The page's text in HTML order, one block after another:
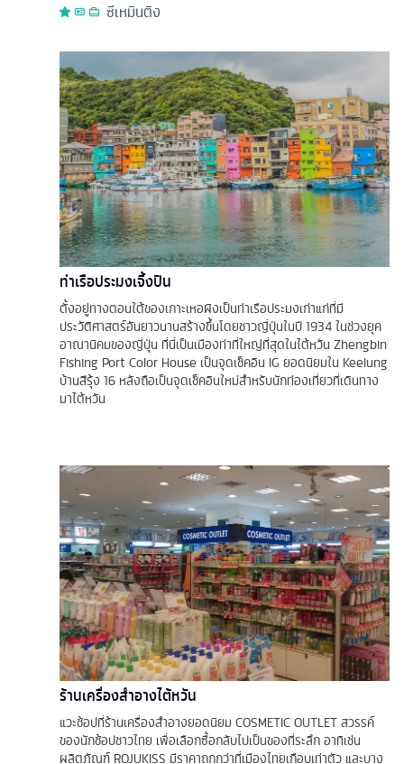
ซีเหมินติง
ท่าเรือประมงเจิ้งปิน
ตั้งอยู่ทางตอนใต้ของเกาะเหอผิงเป็นท่าเรือประมงเก่าแก่ที่มี
ประวัติศาสตร์อันยาวนานสร้างขึ้นโดยชาวญี่ปุ่นในปี 1934 ในช่วงยุค
อาณานิคมของญี่ปุ่น ที่นี่เป็นเมืองท่าที่ใหญ่ที่สุดในไต้หวัน Zhengbin
Fishing Port Color House เป็นจุดเช็คอิน IG ยอดนิยมใน Keelung
บ้านสีรุ้ง 16 หลังถือเป็นจุดเช็คอินใหม่สำหรับนักท่องเที่ยวที่เดินทาง
มาไต้หวัน
ร้านเครื่องสำอางไต้หวัน
แวะช้อปที่ร้านเครื่องสำอางยอดนิยม COSMETIC OUTLET สวรรค์
ของนักช้อปชาวไทย เพื่อเลือกซื้อกลับไปเป็นของที่ระลึก อาทิเช่น
ผลิตภัณฑ์ ROJUKISS มีราคาถูกกว่าที่เมืองไทยเกือบเท่าตัว และบาง